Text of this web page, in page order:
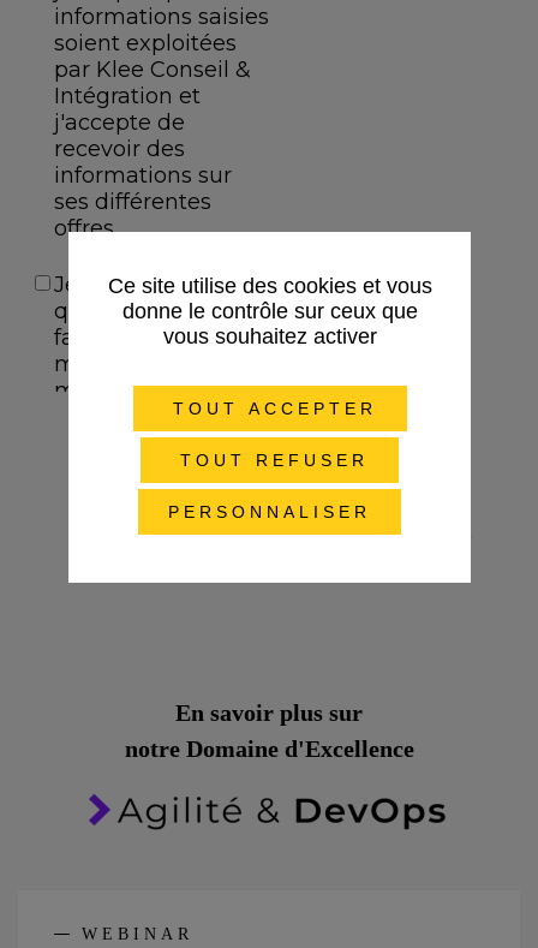
En savoir plus sur
En savoir plus sur
notre Domaine d'Excellence
WEBINAR
Ce site utilise des cookies et vous
donne le contrôle sur ceux que
vous souhaitez activer
TOUT ACCEPTER
TOUT REFUSER
PERSONNALISER